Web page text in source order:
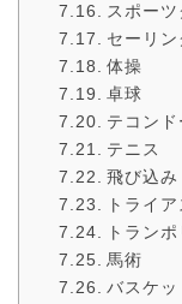
スポー
セーリン
体操
卓球
テコンド
テニス
飛び込み
トライ
トラン
馬術
バスケ